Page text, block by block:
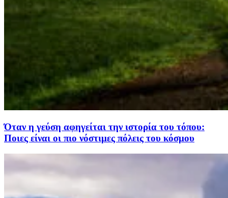
Όταν η γεύση αφηγείται την ιστορία του τόπου:
Ποιες είναι οι πιο νόστιμες πόλεις του κόσμου